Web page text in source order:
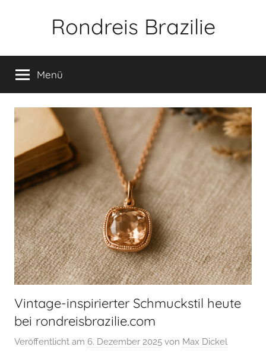
Rondreis Brazilie
Menü
Vintage-inspirierter Schmuckstil heute
bei rondreisbrazilie.com
Veröffentlicht am 6. Dezember 2025 von Max Dickel